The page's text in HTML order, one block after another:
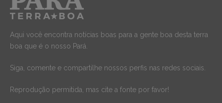
Aqui você encontra notícias boas para a gente boa desta terra
boa que é o nosso Pará.
Siga, comente e compartilhe nossos perfis nas redes sociais.
Reprodução permitida, mas cite a fonte por favor!